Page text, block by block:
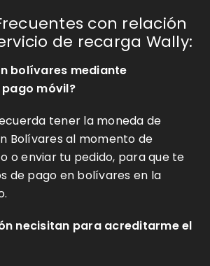
con relación
de recarga Wally:
bolívares mediante
móvil?
tener la moneda de
Bolívares al momento de
o enviar tu pedido, para que te
de pago en bolívares en la
necisitan para acreditarme el